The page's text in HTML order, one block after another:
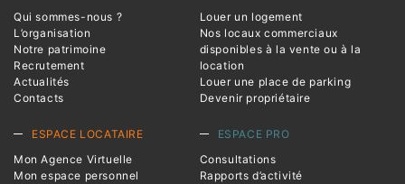
Qui sommes-nous ?
L’organisation
Notre patrimoine
Recrutement
Actualités
Contacts
Louer un logement
Nos locaux commerciaux
disponibles à la vente ou à la
location
Louer une place de parking
Devenir propriétaire
ESPACE LOCATAIRE
Mon Agence Virtuelle
Mon espace personnel
ESPACE PRO
Consultations
Rapports d’activité